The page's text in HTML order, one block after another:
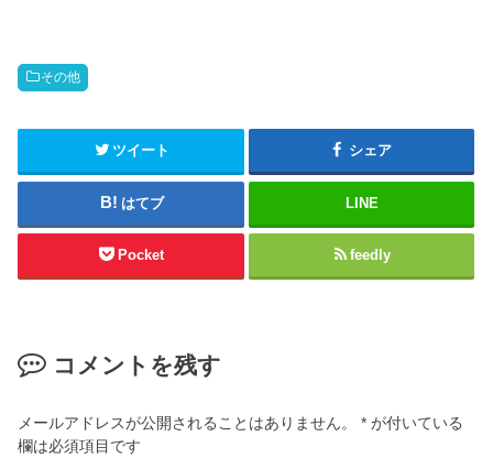
その他
ツイート シェア
はてブ LINE
Pocket feedly
コメントを残す
メールアドレスが公開されることはありません。 * が付いている
欄は必須項目です